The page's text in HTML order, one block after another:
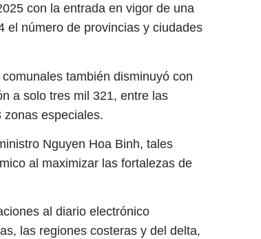
con la entrada en vigor de una
el número de provincias y ciudades
también disminuyó con
a solo tres mil 321, entre las
especiales.
Nguyen Hoa Binh, tales
al maximizar las fortalezas de
al diario electrónico
las regiones costeras y del delta,